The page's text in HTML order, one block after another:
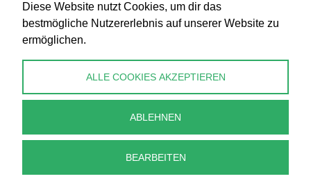
Banküberweisung
info@perlenpresse.de
Vertrag widerrufen
Diese Website nutzt Cookies, um dir das
bestmögliche Nutzererlebnis auf unserer Website zu
ermöglichen.
ALLE COOKIES AKZEPTIEREN
ABLEHNEN
BEARBEITEN